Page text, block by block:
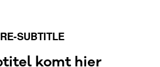
SUBTITLE
komt hier